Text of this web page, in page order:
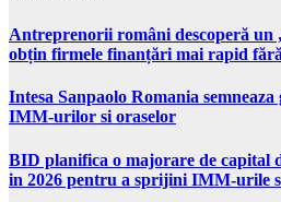
Antreprenorii români descoperă un
obțin firmele finanțări mai rapid
Intesa Sanpaolo Romania
IMM-urilor si oraselor
BID planifica o majorare de capital
in 2026 pentru a sprijini IMM-urile